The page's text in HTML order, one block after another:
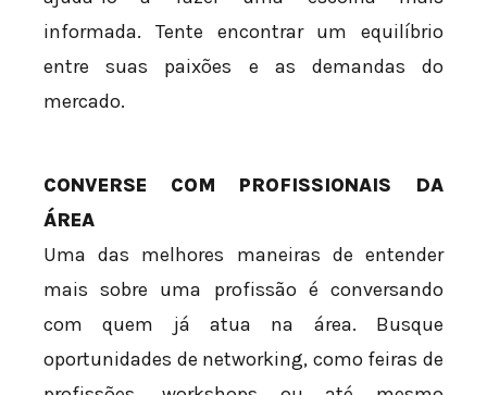
informada. Tente encontrar um equilíbrio
entre suas paixões e as demandas do
mercado.
CONVERSE COM PROFISSIONAIS DA
ÁREA
Uma das melhores maneiras de entender
mais sobre uma profissão é conversando
com quem já atua na área. Busque
oportunidades de networking, como feiras de